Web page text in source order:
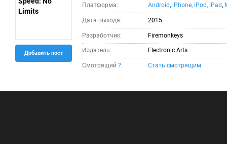
Платформа: Android, iPhone, iPod, iPad,
Дата выхода: 2015
Разработчик: Firemonkeys
Издатель: Electronic Arts
Смотрящий ?: Стать смотрящим
Добавить пост